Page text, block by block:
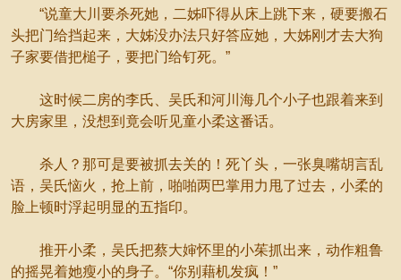
“说童大川要杀死她，二姊吓得从床上跳下来，硬要搬石
头把门给挡起来，大姊没办法只好答应她，大姊刚才去大狗
子家要借把槌子，要把门给钉死。”
这时候二房的李氏、吴氏和河川海几个小子也跟着来到
大房家里，没想到竟会听见童小柔这番话。
杀人？那可是要被抓去关的！死丫头，一张臭嘴胡言乱
语，吴氏恼火，抢上前，啪啪两巴掌用力甩了过去，小柔的
脸上顿时浮起明显的五指印。
推开小柔，吴氏把蔡大婶怀里的小茱抓出来，动作粗鲁
的摇晃着她瘦小的身子。“你别藉机发疯！”